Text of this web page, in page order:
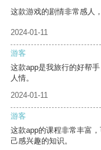
这款游戏的剧情非常感人
2024-01-11
游客
这款app是我旅行的好帮
人情。
2024-01-11
游客
这款app的课程非常丰富
己感兴趣的知识。